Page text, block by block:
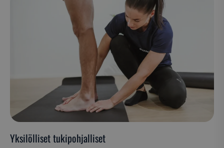
Yksilölliset tukipohjalliset